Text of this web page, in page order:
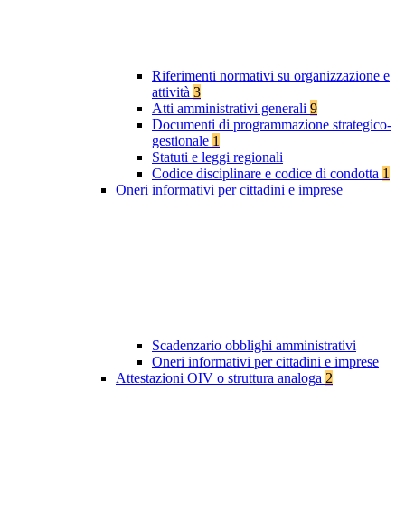
Riferimenti normativi su organizzazione e
attività 3
Atti amministrativi generali 9
Documenti di programmazione strategico-
gestionale 1
Statuti e leggi regionali
Codice disciplinare e codice di condotta 1
Oneri informativi per cittadini e imprese
Scadenzario obblighi amministrativi
Oneri informativi per cittadini e imprese
Attestazioni OIV o struttura analoga 2